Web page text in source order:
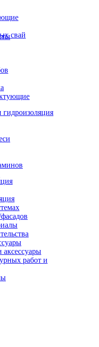
свай
гидроизоляция
аксессуары
работ и